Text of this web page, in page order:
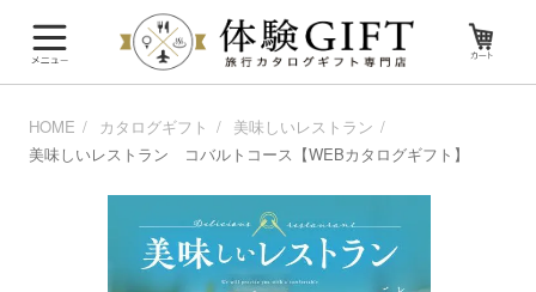
HOME カタログギフト
美味しいレストラン
美味しいレストラン コバルトコース【WEBカタログギフト】